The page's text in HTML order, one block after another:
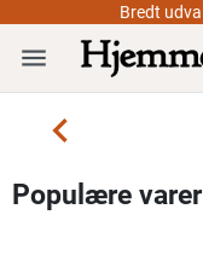
menu

Populære varer